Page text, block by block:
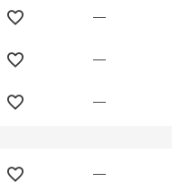
—
—
—
—